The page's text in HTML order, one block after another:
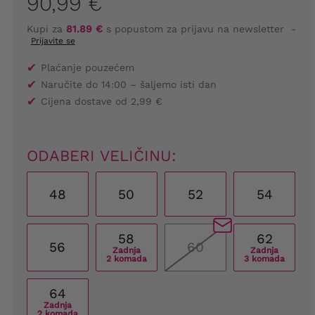
Kupi za 81.89 €s popustom za prijavu na newsletter -
Prijavite se
✔ Plaćanje pouzećem
✔ Naručite do 14:00 – šaljemo isti dan
✔ Cijena dostave od 2,99 €
ODABERI VELIČINU:
48 50 52 54
56
58
Zadnja
2 komada
60
62
Zadnja
3 komada
64
Zadnja